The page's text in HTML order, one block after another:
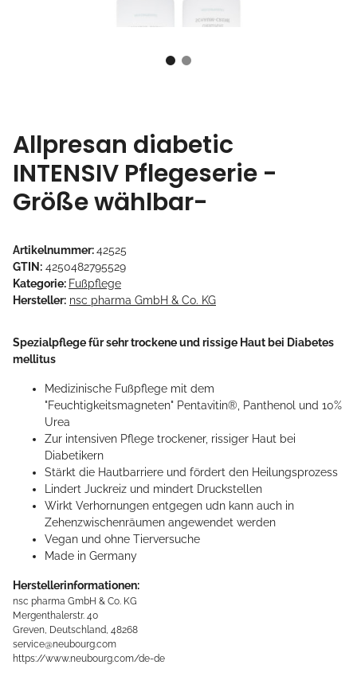
Allpresan diabetic
INTENSIV Pflegeserie -
Größe wählbar-
Artikelnummer:42525
GTIN: 4250482795529
Kategorie: Fußpflege
Hersteller: nsc pharma GmbH & Co. KG
Spezialpflege für sehr trockene und rissige Haut bei Diabetes
mellitus
Medizinische Fußpflege mit dem
"Feuchtigkeitsmagneten" Pentavitin®, Panthenol und 10%
Urea
Zur intensiven Pflege trockener, rissiger Haut bei
Diabetikern
Stärkt die Hautbarriere und fördert den Heilungsprozess
Lindert Juckreiz und mindert Druckstellen
Wirkt Verhornungen entgegen udn kann auch in
Zehenzwischenräumen angewendet werden
Vegan und ohne Tierversuche
Made in Germany
Herstellerinformationen:
nsc pharma GmbH & Co. KG
Mergenthalerstr. 40
Greven, Deutschland, 48268
service@neubourg.com
https://www.neubourg.com/de-de